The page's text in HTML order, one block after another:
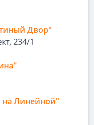
Двор"
234/1
на Линейной"